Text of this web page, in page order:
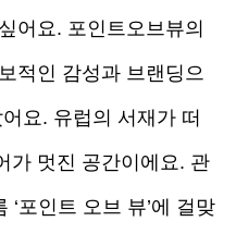
어요. 포인트오브뷰의
적인 감성과 브랜딩으
요. 유럽의 서재가 떠
가 멋진 공간이에요. 관
포인트 오브 뷰’에 걸맞